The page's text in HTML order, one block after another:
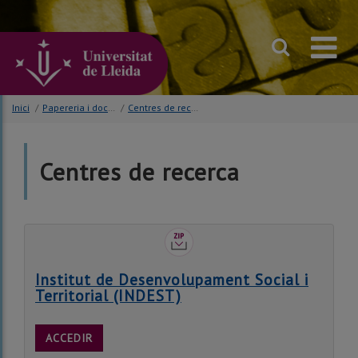
principal
pàgina
Inici / Papereria i documentació / Centres de recerca
Centres de recerca
Institut de Desenvolupament Social i
Territorial (INDEST)
ACCEDIR